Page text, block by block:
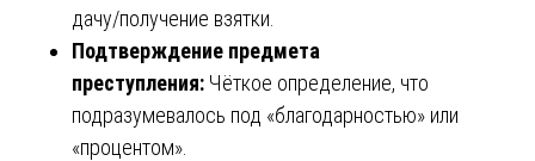
дачу/получение взятки.
Подтверждение предмета
преступления: Чёткое определение, что
подразумевалось под «благодарностью» или
«процентом».